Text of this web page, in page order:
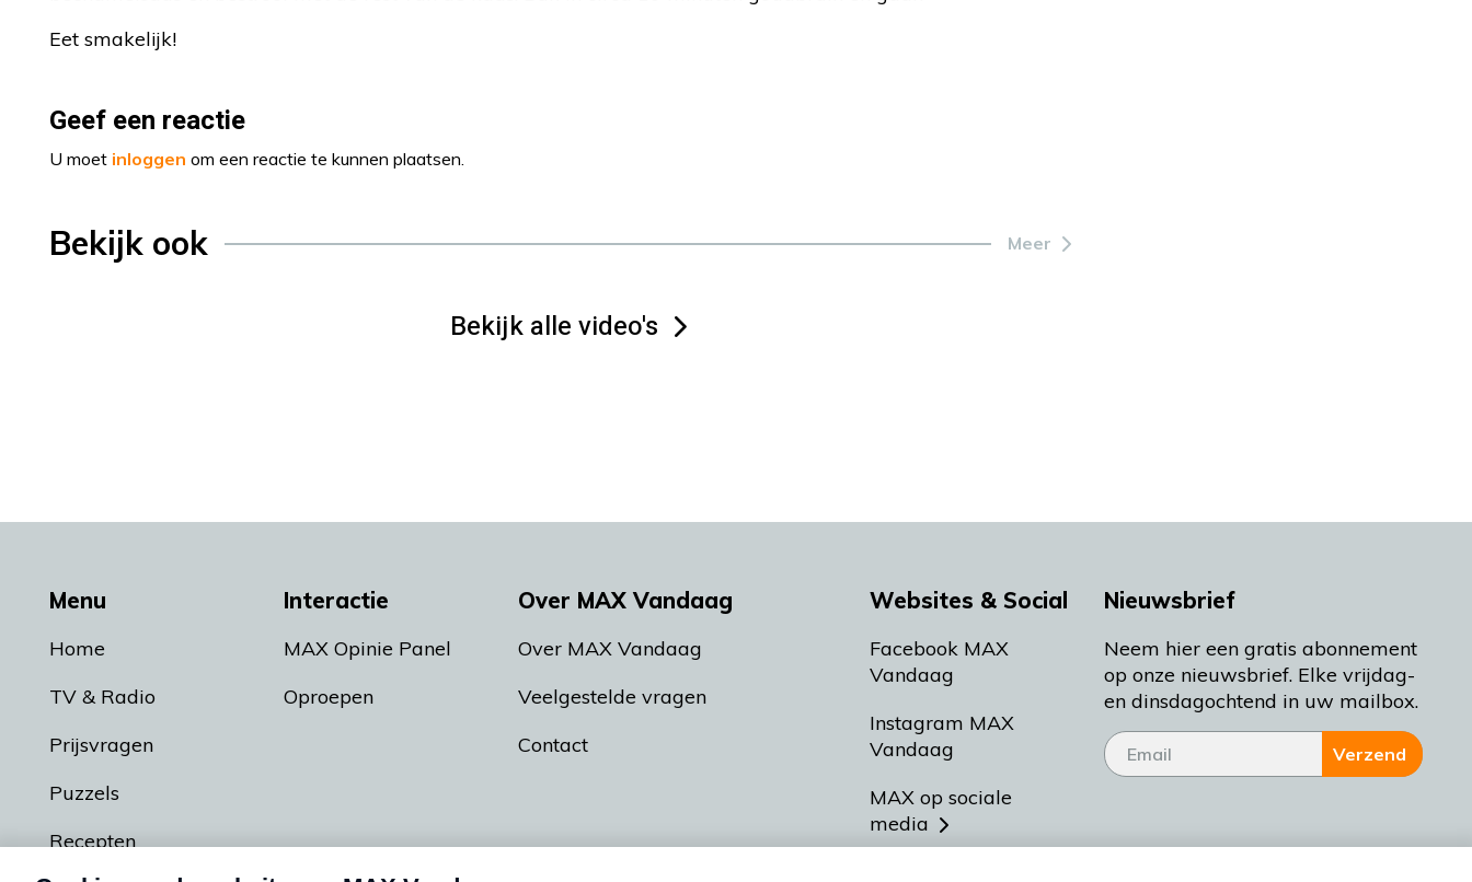
Eet smakelijk!
Geef een reactie
U moet inloggen om een reactie te kunnen plaatsen.
Bekijk ook Meer
Bekijk alle video's
Menu
Home
TV & Radio
Prijsvragen
Puzzels
Recepten
Interactie
MAX Opinie Panel
Oproepen
Over MAX Vandaag
Over MAX Vandaag
Veelgestelde vragen
Contact
Websites & Social
Facebook MAX
Vandaag
Instagram MAX
Vandaag
MAX op sociale
media
Nieuwsbrief
Neem hier een gratis abonnement
op onze nieuwsbrief. Elke vrijdag-
en dinsdagochtend in uw mailbox.
Verzend